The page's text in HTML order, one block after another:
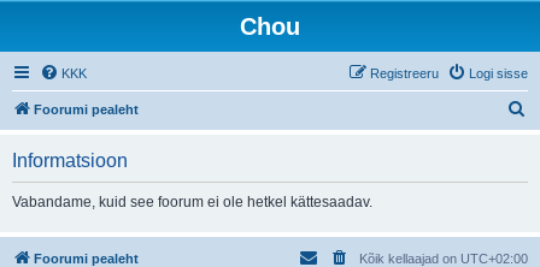
Chou
KKK Logi sisse
Registreeru
Foorumi pealeht
Informatsioon
Vabandame, kuid see foorum ei ole hetkel kättesaadav.
Foorumi pealeht Kõik kellaajad on UTC+02:00